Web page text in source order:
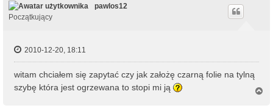
pawlos12
Początkujący
2010-12-20, 18:11
witam chciałem się zapytać czy jak założę czarną folie na tylną
szybę która jest ogrzewana to stopi mi ją